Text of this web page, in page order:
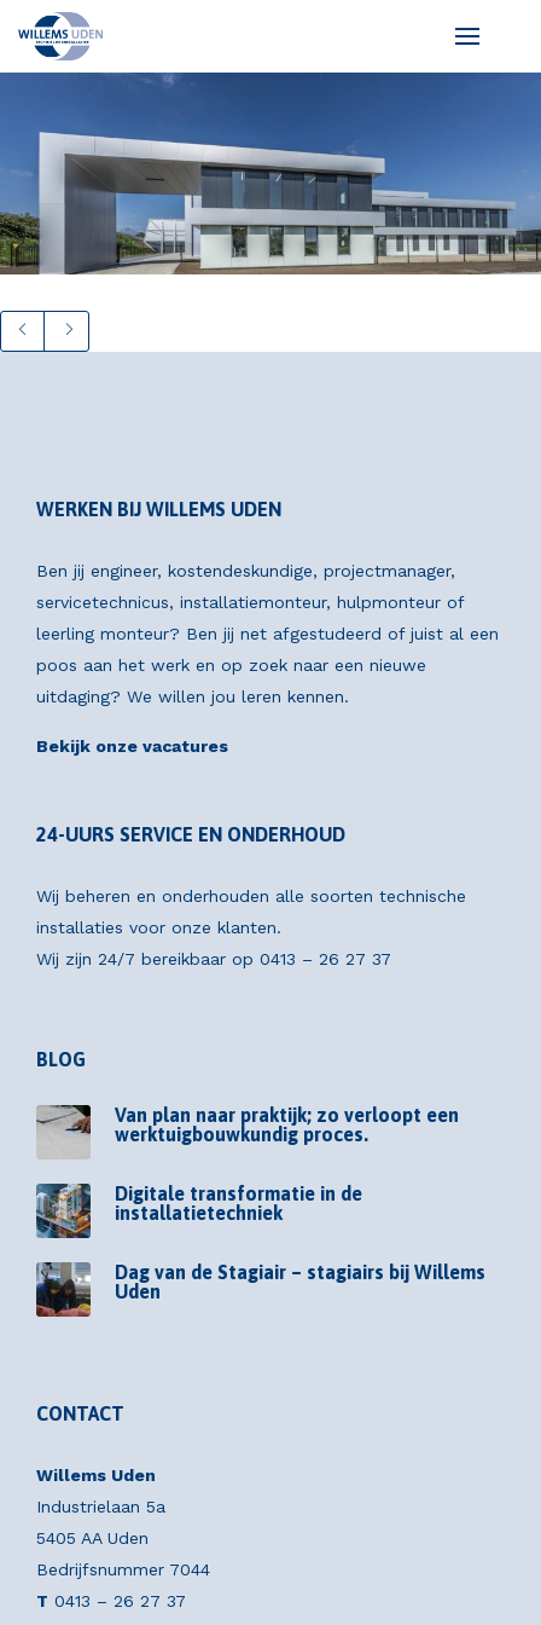
WERKEN BIJ WILLEMS UDEN
Ben jij engineer, kostendeskundige, projectmanager,
servicetechnicus, installatiemonteur, hulpmonteur of
leerling monteur? Ben jij net afgestudeerd of juist al een
poos aan het werk en op zoek naar een nieuwe
uitdaging? We willen jou leren kennen.
Bekijk onze vacatures
24-UURS SERVICE EN ONDERHOUD
Wij beheren en onderhouden alle soorten technische
installaties voor onze klanten.
Wij zijn 24/7 bereikbaar op 0413 – 26 27 37
BLOG
Van plan naar praktijk; zo verloopt een
werktuigbouwkundig proces.
Digitale transformatie in de
installatietechniek
Dag van de Stagiair – stagiairs bij Willems
Uden
CONTACT
Willems Uden
Industrielaan 5a
5405 AA Uden
Bedrijfsnummer 7044
T 0413 – 26 27 37